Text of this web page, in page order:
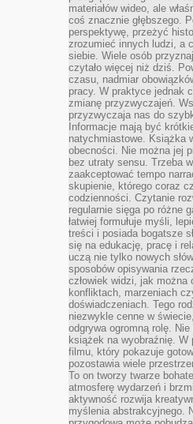
materiałów wideo, ale
coś znacznie głębszego.
perspektywę, przeżyć
zrozumieć innych ludzi, a
siebie. Wiele osób
czytało więcej niż dziś.
czasu, nadmiar
pracy. W praktyce jednak
zmianę przyzwyczajeń.
przyzwyczaja nas do
Informacje mają być
natychmiastowe. Książka
obecności. Nie można jej
bez utraty sensu. Trzeba
zaakceptować tempo
skupienie, którego coraz
codzienności. Czytanie
regularnie sięga po różne
łatwiej formułuje myśli,
treści i posiada bogatsze
się na edukację, pracę i
uczą nie tylko nowych
sposobów opisywania
człowiek widzi, jak można
konfliktach, marzeniach
doświadczeniach. Tego
niezwykle cenne w
odgrywa ogromną rolę.
książek na wyobraźnię. W
filmu, który pokazuje
pozostawia wiele
To on tworzy twarze
atmosferę wydarzeń i
aktywność rozwija
myślenia abstrakcyjnego.